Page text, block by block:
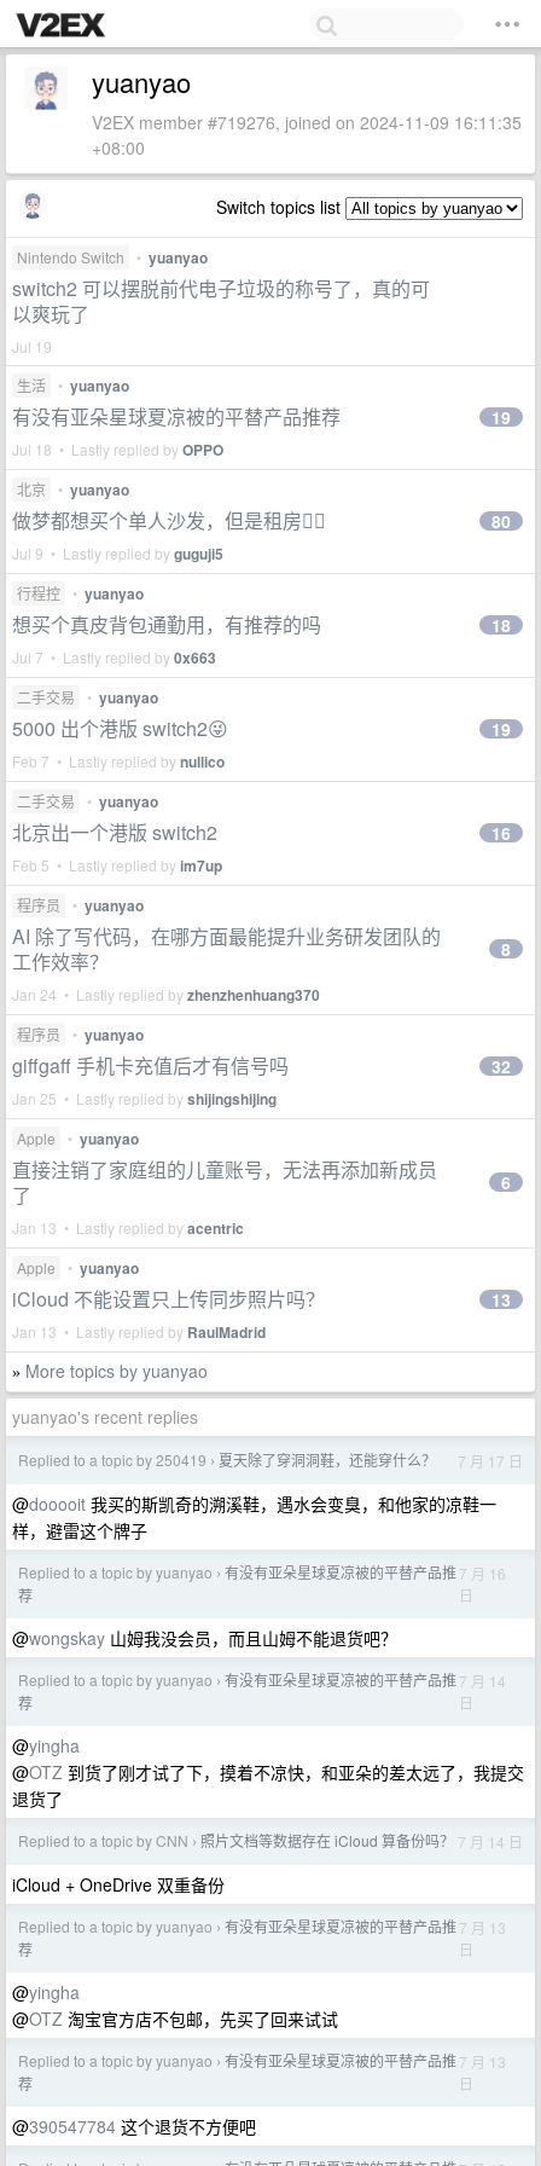
yuanyao
V2EX member #719276, joined on 2024-11-09 16:11:35
+08:00
Switch topics list
Nintendo Switch • yuanyao
switch2 可以摆脱前代电子垃圾的称号了，真的可
以爽玩了
Jul 19
生活
• yuanyao
有没有亚朵星球夏凉被的平替产品推荐
Jul 18 • Lastly replied byOPPO
19
北京 • yuanyao
做梦都想买个单人沙发，但是租房😮‍💨
Jul 9 • Lastly replied byguguji5
80
行程控 • yuanyao
想买个真皮背包通勤用，有推荐的吗
Jul 7 • Lastly replied by0x663
18
二手交易 • yuanyao
5000 出个港版 switch2😜
Feb 7 • Lastly replied bynullico
19
二手交易 • yuanyao
北京出一个港版 switch2
Feb 5 • Lastly replied byim7up
16
程序员 • yuanyao
AI 除了写代码，在哪方面最能提升业务研发团队的
工作效率？
Jan 24 • Lastly replied byzhenzhenhuang370
8
程序员 • yuanyao
giffgaff 手机卡充值后才有信号吗
Jan 25 • Lastly replied byshijingshijing
32
Apple • yuanyao
直接注销了家庭组的儿童账号，无法再添加新成员
了
Jan 13 • Lastly replied byacentric
6
Apple • yuanyao
iCloud 不能设置只上传同步照片吗？
Jan 13 • Lastly replied by RaulMadrid
13
» More topics by yuanyao
yuanyao's recent replies
Replied to a topic by 250419 › 夏天除了穿洞洞鞋，还能穿什么？ 7 月 17 日
@dooooit 我买的斯凯奇的溯溪鞋，遇水会变臭，和他家的凉鞋一
样，避雷这个牌子
Replied to a topic by yuanyao › 有没有亚朵星球夏凉被的平替产品推
荐
7 月 16
日
@wongskay 山姆我没会员，而且山姆不能退货吧？
Replied to a topic by yuanyao › 有没有亚朵星球夏凉被的平替产品推
荐
7 月 14
日
@yingha
@OTZ 到货了刚才试了下，摸着不凉快，和亚朵的差太远了，我提交
退货了
Replied to a topic by CNN › 照片文档等数据存在 iCloud 算备份吗？ 7 月 14 日
iCloud + OneDrive 双重备份
Replied to a topic by yuanyao › 有没有亚朵星球夏凉被的平替产品推
荐
7 月 13
日
@yingha
@OTZ 淘宝官方店不包邮，先买了回来试试
Replied to a topic by yuanyao › 有没有亚朵星球夏凉被的平替产品推
荐
7 月 13
日
@390547784 这个退货不方便吧